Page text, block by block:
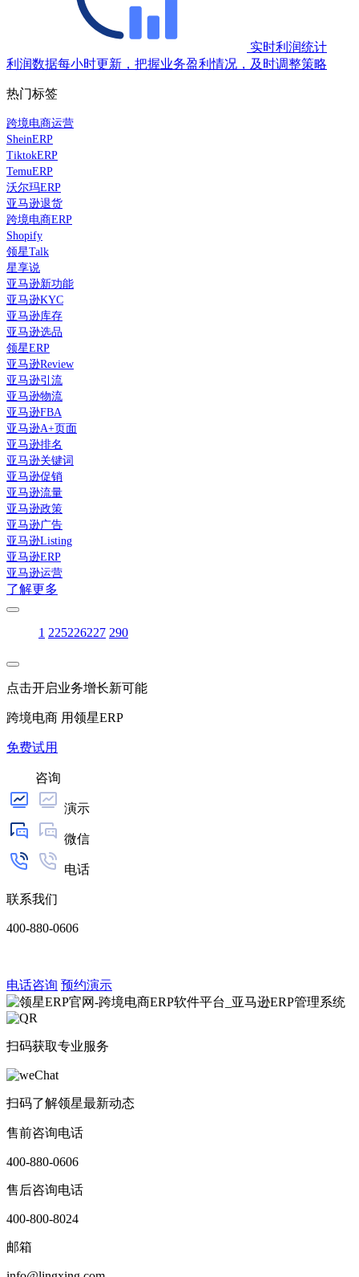
实时利润统计
利润数据每小时更新，把握业务盈利情况，及时调整策略
热门标签
跨境电商运营
SheinERP
TiktokERP
TemuERP
沃尔玛ERP
亚马逊退货
跨境电商ERP
Shopify
领星Talk
星享说
亚马逊新功能
亚马逊KYC
亚马逊库存
亚马逊选品
领星ERP
亚马逊Review
亚马逊引流
亚马逊物流
亚马逊FBA
亚马逊A+页面
亚马逊排名
亚马逊关键词
亚马逊促销
亚马逊流量
亚马逊政策
亚马逊广告
亚马逊Listing
亚马逊ERP
亚马逊运营
了解更多
1 225226227 290
点击开启业务增长新可能
跨境电商 用领星ERP
免费试用
咨询
演示
微信
电话
联系我们
400-880-0606
电话咨询 预约演示
扫码获取专业服务
扫码了解领星最新动态
售前咨询电话
400-880-0606
售后咨询电话
400-800-8024
邮箱